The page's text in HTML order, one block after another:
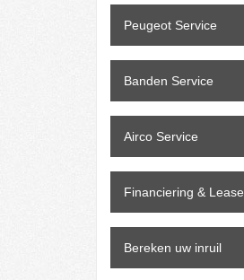
Peugeot Service
Banden Service
Airco Service
Financiering & Lease
Bereken uw inruil